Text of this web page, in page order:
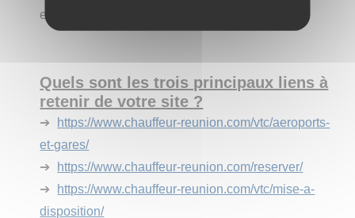
et mariage, station balnéaire, aéroport
Quels sont les trois principaux liens à
retenir de votre site ?
➔
https://www.chauffeur-reunion.com/vtc/aeroports-
et-gares/
➔
https://www.chauffeur-reunion.com/reserver/
➔
https://www.chauffeur-reunion.com/vtc/mise-a-
disposition/